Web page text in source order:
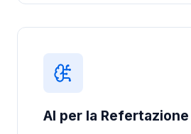
AI per la Refertazione